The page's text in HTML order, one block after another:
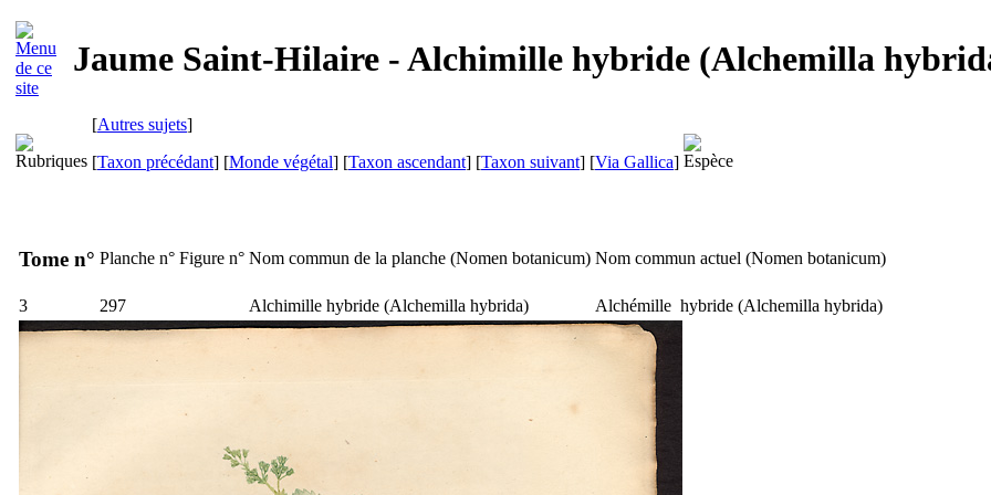
Jaume Saint-Hilaire - Alchimille hybride (Alchemilla
[Autres sujets]
[Taxon précédant] [Monde végétal] [Taxon ascendant] [Taxon suivant] [Via Gallica]
Tome n° Planche n° Figure n° Nom commun de la planche (Nomen botanicum) Nom commun actuel (Nomen botanicum)
3 297 Alchimille hybride (Alchemilla hybrida) Alchémille hybride (Alchemilla hybrida)